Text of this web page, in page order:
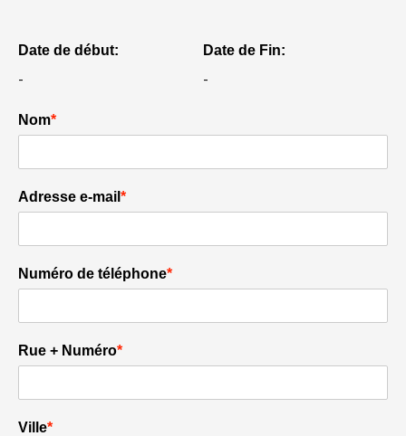
Date de début:
-
Date de Fin:
-
Nom*
Adresse e-mail *
Numéro de téléphone*
Rue + Numéro*
Ville*